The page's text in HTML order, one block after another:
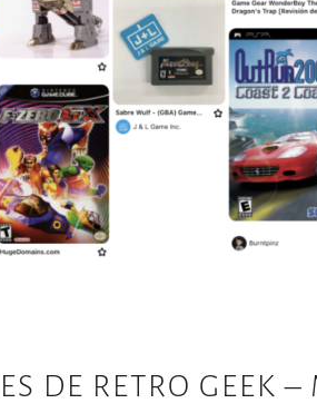
E
DE RETRO GEEK